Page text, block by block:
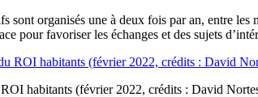
sont organisés une à deux fois par an, entre
pour favoriser les échanges et des sujets
habitants (février 2022, crédits : David